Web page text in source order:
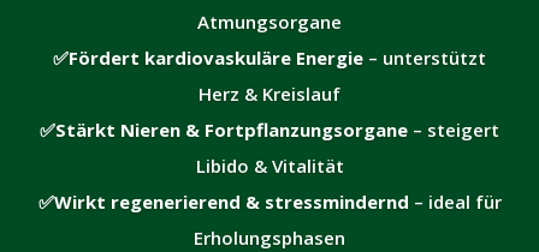
Atmungsorgane
✅Fördert kardiovaskuläre Energie – unterstützt
Herz & Kreislauf
✅Stärkt Nieren & Fortpflanzungsorgane – steigert
Libido & Vitalität
✅Wirkt regenerierend & stressmindernd – ideal für
Erholungsphasen